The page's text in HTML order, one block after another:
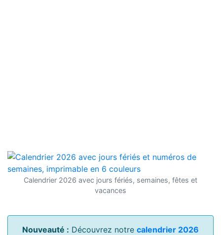
Calendrier 2026 avec jours fériés, semaines, fêtes et
vacances
Nouveauté : Découvrez notre calendrier 2026